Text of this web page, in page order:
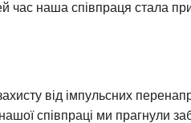
час наша співпраця стала
від імпульсних
співпраці ми прагнули